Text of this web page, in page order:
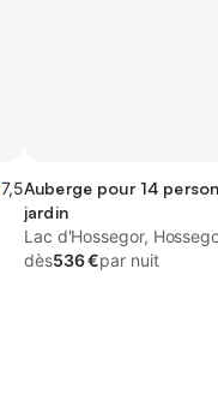
7,5Auberge pour 14
jardin
Lac d'Hossegor,
dès536 €par nuit